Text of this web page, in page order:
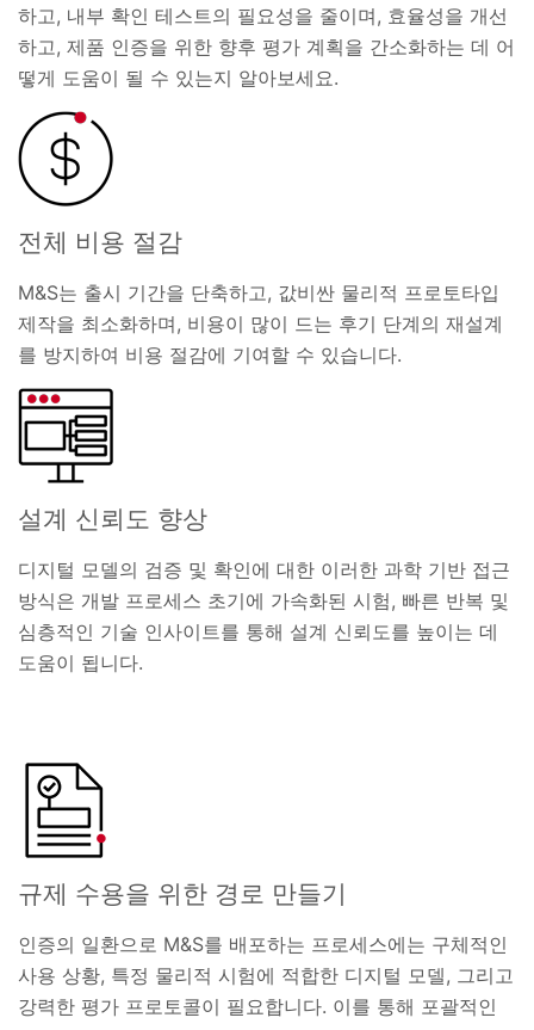
하고, 내부 확인 테스트의 필요성을 줄이며, 효율성을 개선
하고, 제품 인증을 위한 향후 평가 계획을 간소화하는 데 어
떻게 도움이 될 수 있는지 알아보세요.
전체 비용 절감
M&S는 출시 기간을 단축하고, 값비싼 물리적 프로토타입
제작을 최소화하며, 비용이 많이 드는 후기 단계의 재설계
를 방지하여 비용 절감에 기여할 수 있습니다.
설계 신뢰도 향상
디지털 모델의 검증 및 확인에 대한 이러한 과학 기반 접근
방식은 개발 프로세스 초기에 가속화된 시험, 빠른 반복 및
심층적인 기술 인사이트를 통해 설계 신뢰도를 높이는 데
도움이 됩니다.
규제 수용을 위한 경로 만들기
인증의 일환으로 M&S를 배포하는 프로세스에는 구체적인
사용 상황, 특정 물리적 시험에 적합한 디지털 모델, 그리고
강력한 평가 프로토콜이 필요합니다. 이를 통해 포괄적인